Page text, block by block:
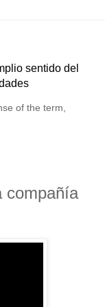
sentido del
of the term,
compañía